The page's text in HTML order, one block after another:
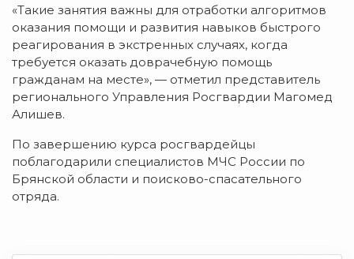
«Такие занятия важны для отработки алгоритмов
оказания помощи и развития навыков быстрого
реагирования в экстренных случаях, когда
требуется оказать доврачебную помощь
гражданам на месте», — отметил представитель
регионального Управления Росгвардии Магомед
Алишев.
По завершению курса росгвардейцы
поблагодарили специалистов МЧС России по
Брянской области и поисково-спасательного
отряда.